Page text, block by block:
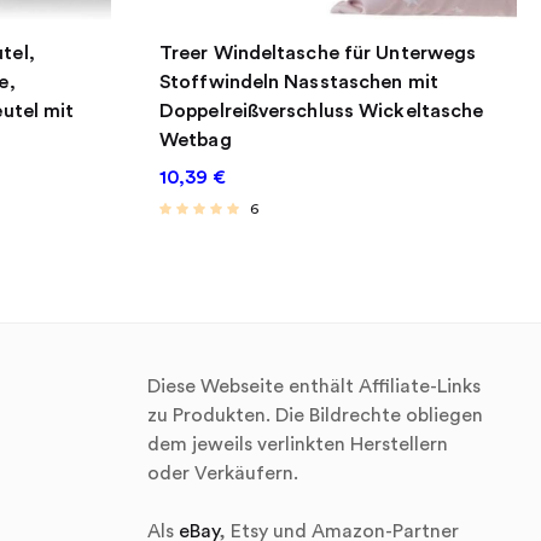
dass Wasser von nasser Kleidung nicht nach außen
Sie können ihn an den Türgriff, den Kinderwagen,
Unsere wetbag schwimmsachen, entworfen, um
eine geordnete separate Lagerung zu geben.
erfrischende Weise mit unserem funktionellen
mit
Treer Windeltasche für Unterwegs
Stoffwindeln Nasstaschen mit
Doppelreißverschluss Wickeltasche
Wetbag
10,39 €
6
Diese Webseite enthält Affiliate-Links
zu Produkten. Die Bildrechte obliegen
dem jeweils verlinkten Herstellern
oder Verkäufern.
Als eBay, Etsy und Amazon-Partner